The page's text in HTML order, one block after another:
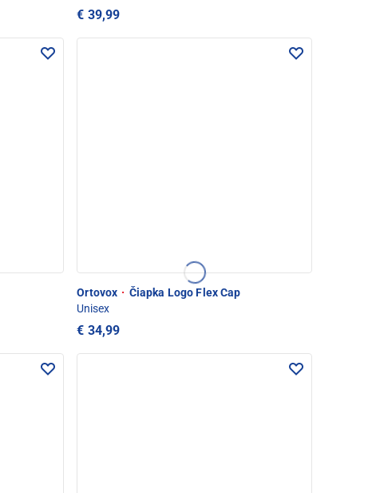
€ 39,99
Ortovox · Čiapka Logo Flex Cap
Unisex
€ 34,99